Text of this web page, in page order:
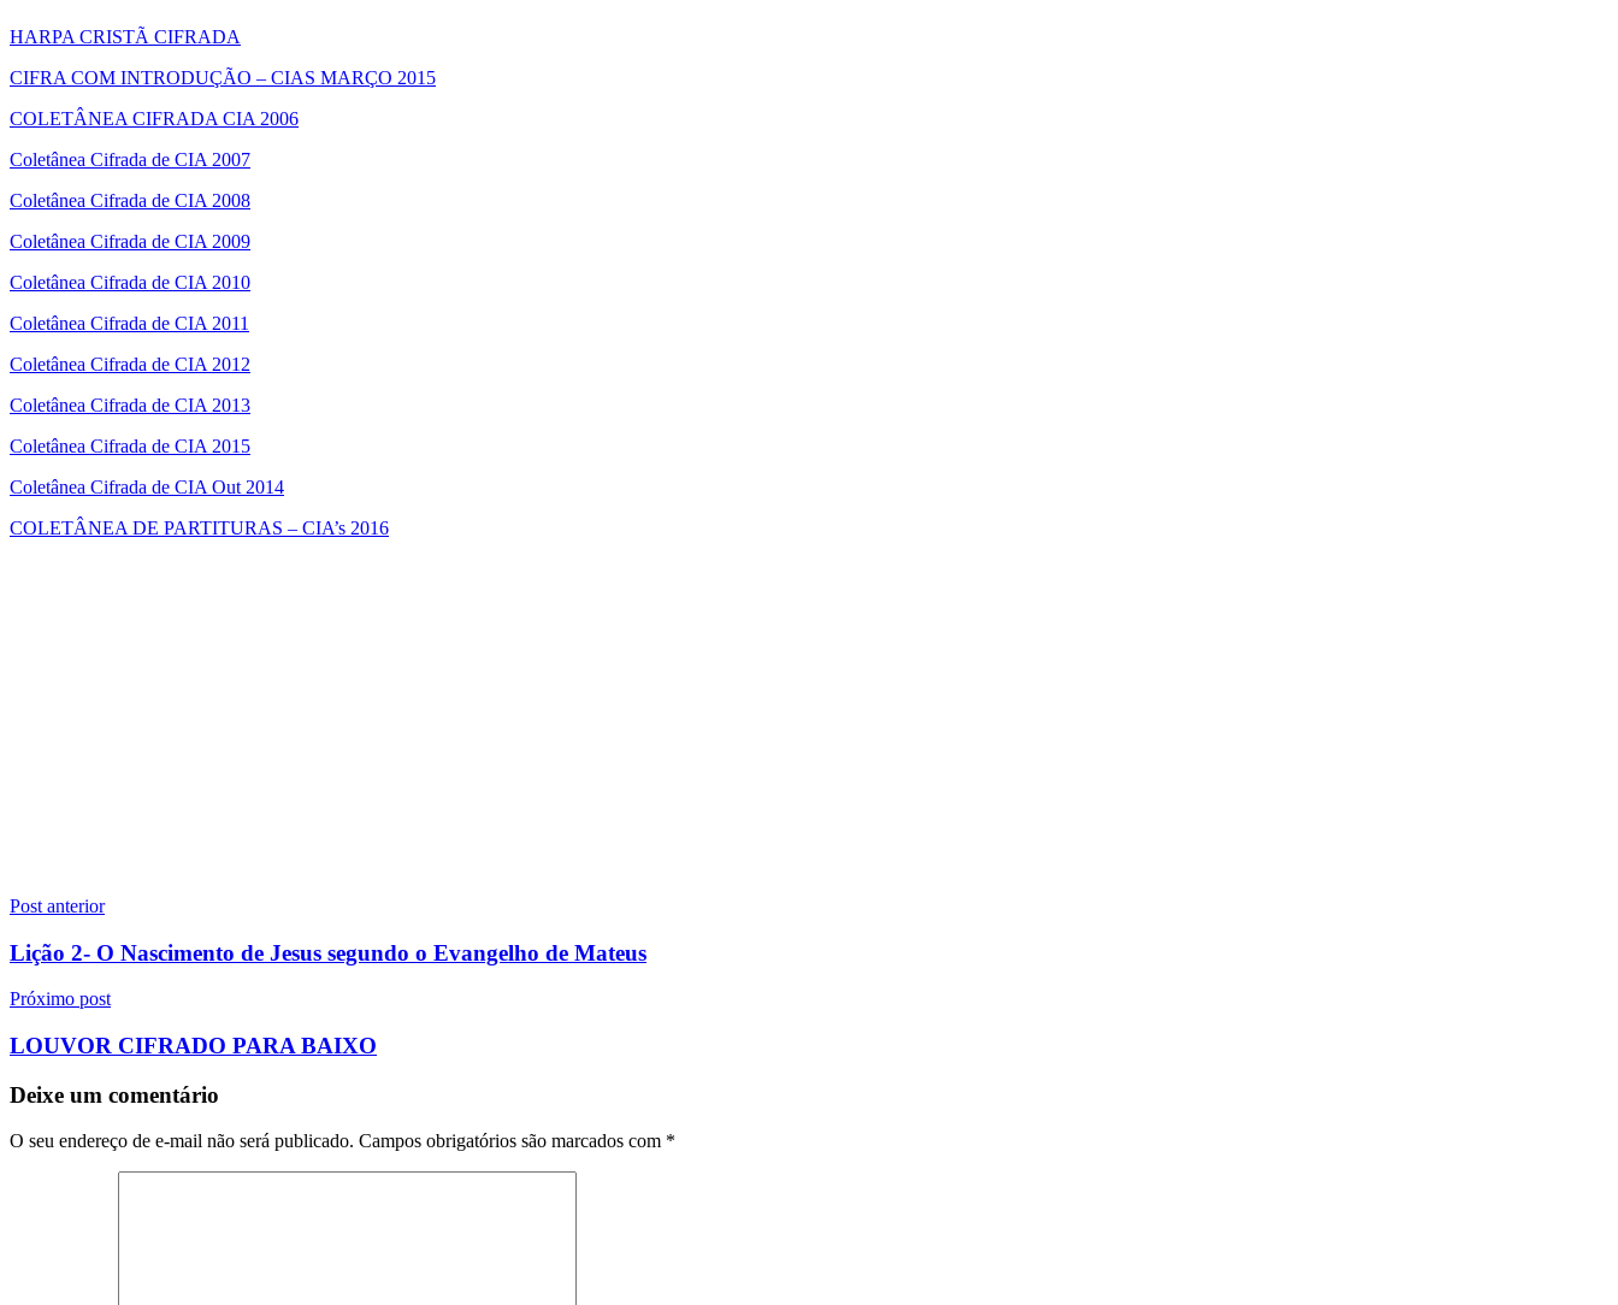
HARPA CRISTÃ CIFRADA
CIFRA COM INTRODUÇÃO – CIAS MARÇO 2015
COLETÂNEA CIFRADA CIA 2006
Coletânea Cifrada de CIA 2007
Coletânea Cifrada de CIA 2008
Coletânea Cifrada de CIA 2009
Coletânea Cifrada de CIA 2010
Coletânea Cifrada de CIA 2011
Coletânea Cifrada de CIA 2012
Coletânea Cifrada de CIA 2013
Coletânea Cifrada de CIA 2015
Coletânea Cifrada de CIA Out 2014
COLETÂNEA DE PARTITURAS – CIA’s 2016
Navegação
de
Post
Post anterior
Lição 2- O Nascimento de Jesus segundo o Evangelho de Mateus
Próximo post
LOUVOR CIFRADO PARA BAIXO
Deixe um comentário
O seu endereço de e-mail não será publicado. Campos obrigatórios são marcados com *